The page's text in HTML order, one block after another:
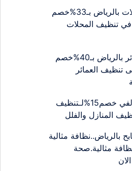
شركة تنظيف محلات بالرياض بـ33%خصم
في تنظيف المحلات
شركة تنظيف عمائر بالرياض بـ40%خصم
العمائر
شركة تنظيف بالزلفي خصم15%لـتنظيف
المنازل والفلل
بالرياض..نظافة مثالية
مثالية.صحة